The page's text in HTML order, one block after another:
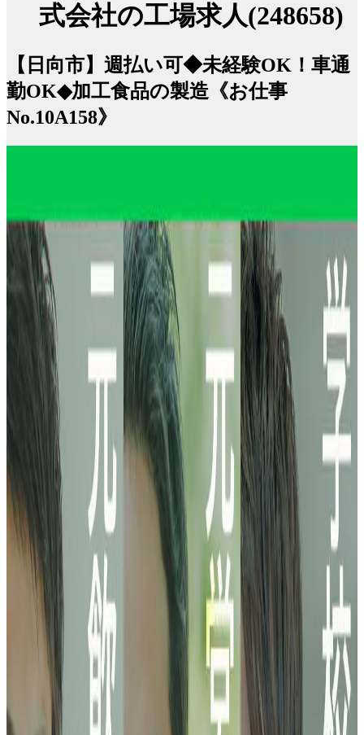
式会社の工場求人(248658)
【日向市】週払い可◆未経験OK！車通
勤OK◆加工食品の製造《お仕事
No.10A158》